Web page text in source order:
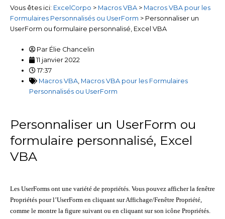
Vous êtes ici: ExcelCorpo > Macros VBA > Macros VBA pour les
Formulaires Personnalisés ou UserForm > Personnaliser un
UserForm ou formulaire personnalisé, Excel VBA
Par Élie Chancelin
11 janvier 2022
17:37
Macros VBA, Macros VBA pour les Formulaires
Personnalisés ou UserForm
Personnaliser un UserForm ou
formulaire personnalisé, Excel
VBA
Les UserForms ont une variété de propriétés. Vous pouvez afficher la fenêtre
Propriétés pour l’UserForm en cliquant sur Affichage/Fenêtre Propriété,
comme le montre la figure suivant ou en cliquant sur son icône Propriétés.